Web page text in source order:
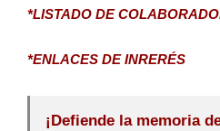
*LISTADO DE
*ENLACES DE INRERÉS
¡Defiende la memoria